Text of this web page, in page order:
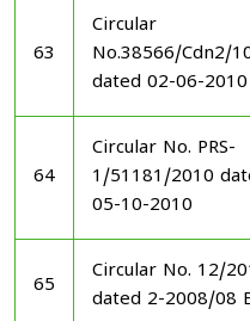
63
Circular
No.38566/Cdn2/
dated 02-06-2010
64
Circular No. PRS-
1/51181/2010
05-10-2010
65
Circular No. 12/
dated 2-2008/08